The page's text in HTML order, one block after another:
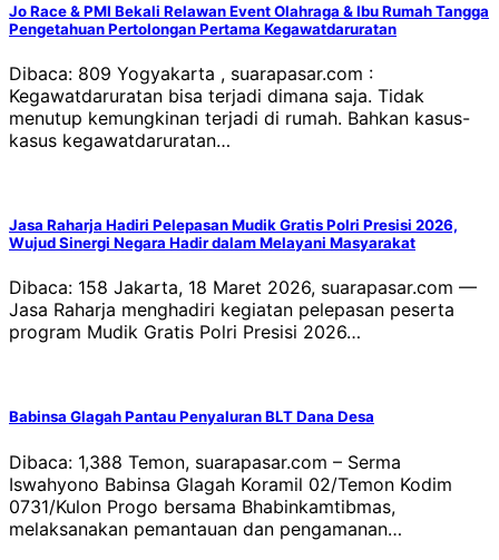
Jo Race & PMI Bekali Relawan Event Olahraga & Ibu Rumah Tangga
Pengetahuan Pertolongan Pertama Kegawatdaruratan
Dibaca: 809 Yogyakarta , suarapasar.com :
Kegawatdaruratan bisa terjadi dimana saja. Tidak
menutup kemungkinan terjadi di rumah. Bahkan kasus-
kasus kegawatdaruratan…
Jasa Raharja Hadiri Pelepasan Mudik Gratis Polri Presisi 2026,
Wujud Sinergi Negara Hadir dalam Melayani Masyarakat
Dibaca: 158 Jakarta, 18 Maret 2026, suarapasar.com —
Jasa Raharja menghadiri kegiatan pelepasan peserta
program Mudik Gratis Polri Presisi 2026…
Babinsa Glagah Pantau Penyaluran BLT Dana Desa
Dibaca: 1,388 Temon, suarapasar.com – Serma
Iswahyono Babinsa Glagah Koramil 02/Temon Kodim
0731/Kulon Progo bersama Bhabinkamtibmas,
melaksanakan pemantauan dan pengamanan…